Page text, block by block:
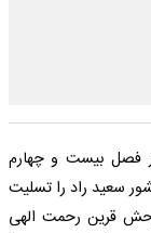
فصل بیست و چهارم
سعید راد را تسلیت
قرین رحمت الهی